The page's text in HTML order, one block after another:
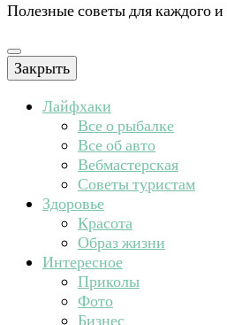
Полезные советы для каждого
Закрыть
Лайфхаки
Все о рыбалке
Все об авто
Вебмастерская
Советы туристам
Здоровье
Красота
Образ жизни
Интересное
Приколы
Фото
Бизнес